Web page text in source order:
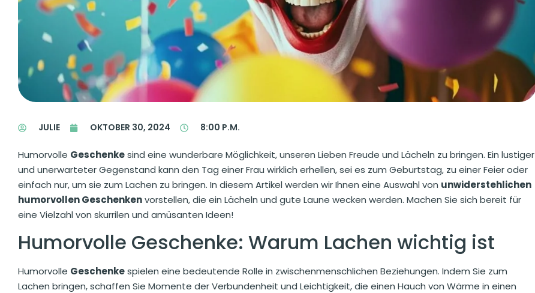
JULIE OKTOBER 30, 2024 8:00 P.M.
Humorvolle Geschenkesind eine wunderbare Möglichkeit, unseren Lieben Freude und Lächeln zu bringen. Ein lustiger
und unerwarteter Gegenstand kann den Tag einer Frau wirklich erhellen, sei es zum Geburtstag, zu einer Feier oder
einfach nur, um sie zum Lachen zu bringen. In diesem Artikel werden wir Ihnen eine Auswahl von unwiderstehlichen
humorvollen Geschenkenvorstellen, die ein Lächeln und gute Laune wecken werden. Machen Sie sich bereit für
eine Vielzahl von skurrilen und amüsanten Ideen!
Humorvolle Geschenke: Warum Lachen wichtig ist
Humorvolle Geschenkespielen eine bedeutende Rolle in zwischenmenschlichen Beziehungen. Indem Sie zum
Lachen bringen, schaffen Sie Momente der Verbundenheit und Leichtigkeit, die einen Hauch von Wärme in einen